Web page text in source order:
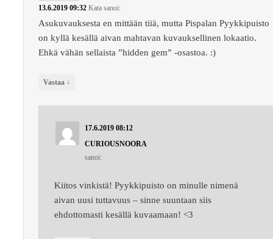
13.6.2019 09:32 Kata sanoi:
Asukuvauksesta en mittään tiiä, mutta Pispalan Pyykkipuisto
on kyllä kesällä aivan mahtavan kuvauksellinen lokaatio.
Ehkä vähän sellaista ”hidden gem” -osastoa. :)
Vastaa ↓
17.6.2019 08:12
CURIOUSNOORA
sanoi:
Kiitos vinkistä! Pyykkipuisto on minulle nimenä
aivan uusi tuttavuus – sinne suuntaan siis
ehdottomasti kesällä kuvaamaan! <3